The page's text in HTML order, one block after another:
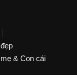
& Con cái